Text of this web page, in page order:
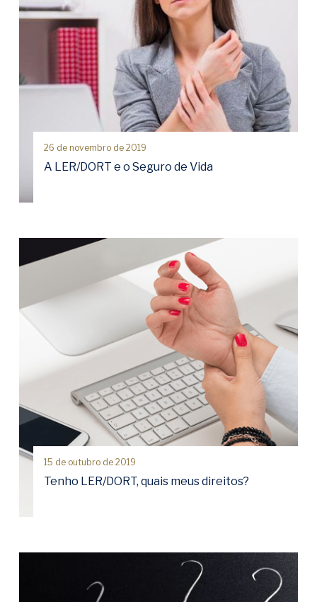
26 de novembro de 2019
A LER/DORT e o Seguro de Vida
15 de outubro de 2019
Tenho LER/DORT, quais meus direitos?